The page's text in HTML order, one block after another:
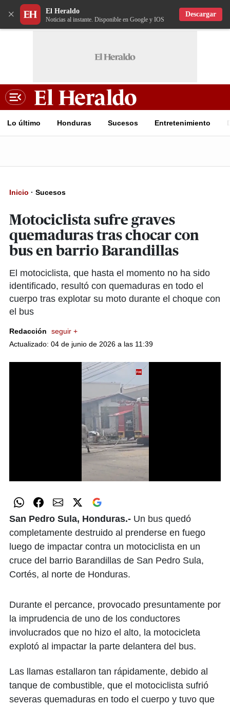
× El Heraldo
Noticias al instante. Disponible en Google y IOS
Descargar
Lo último Honduras Sucesos Entretenimiento
Inicio · Sucesos
Motociclista sufre graves
quemaduras tras chocar con
bus en barrio Barandillas
El motociclista, que hasta el momento no ha sido
identificado, resultó con quemaduras en todo el
cuerpo tras explotar su moto durante el choque con
el bus
Redacción
seguir +
Actualizado: 04 de junio de 2026 a las 11:39
of
minute,
seconds
San Pedro Sula, Honduras.- Un bus quedó
completamente destruido al prenderse en fuego
luego de impactar contra un motociclista en un
cruce del barrio Barandillas de San Pedro Sula,
Cortés, al norte de Honduras.
Durante el percance, provocado presuntamente por
la imprudencia de uno de los conductores
involucrados que no hizo el alto, la motocicleta
explotó al impactar la parte delantera del bus.
Las llamas estallaron tan rápidamente, debido al
tanque de combustible, que el motociclista sufrió
severas quemaduras en todo el cuerpo y tuvo que